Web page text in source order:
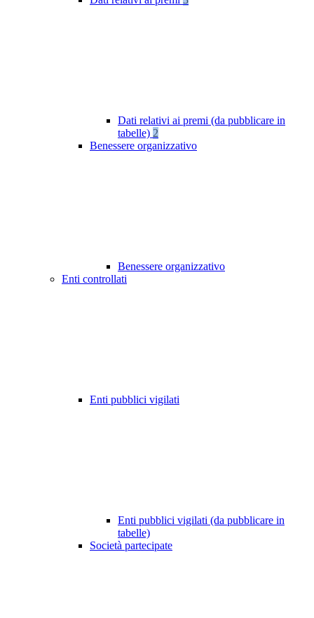
Dati relativi ai premi (da pubblicare in
tabelle) 2
Benessere organizzativo
Benessere organizzativo
Enti controllati
Enti pubblici vigilati
Enti pubblici vigilati (da pubblicare in
tabelle)
Società partecipate